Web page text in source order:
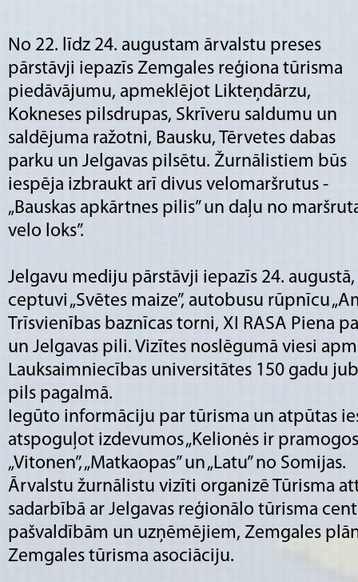
No 22. līdz 24. augustam ārvalstu preses
pārstāvji iepazīs Zemgales reģiona tūrisma
piedāvājumu, apmeklējot Likteņdārzu,
Kokneses pilsdrupas, Skrīveru saldumu un
saldējuma ražotni, Bausku, Tērvetes dabas
parku un Jelgavas pilsētu. Žurnālistiem būs
iespēja izbraukt arī divus velomaršrutus -
„Bauskas apkārtnes pilis” un daļu no
velo loks”.
Jelgavu mediju pārstāvji iepazīs 24.
ceptuvi „Svētes maize”, autobusu rūpnīcu
Trīsvienības baznīcas torni, XI RASA Piena
un Jelgavas pili. Vizītes noslēgumā viesi
Lauksaimniecības universitātes 150 gadu
pils pagalmā.
Iegūto informāciju par tūrisma un atpūtas
atspoguļot izdevumos „Kelionės ir
„Vitonen”, „Matkaopas” un „Latu” no Somijas.
Ārvalstu žurnālistu vizīti organizē Tūrisma
sadarbībā ar Jelgavas reģionālo tūrisma
pašvaldībām un uzņēmējiem, Zemgales
Zemgales tūrisma asociāciju.